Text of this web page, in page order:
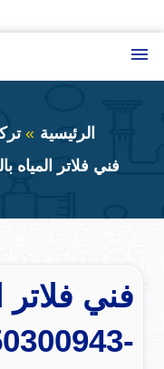
إلى
المحتوى
الرئيسية
فني فلاتر المياه بالكويت -
فني فلاتر
-50300943 -اتصل الان